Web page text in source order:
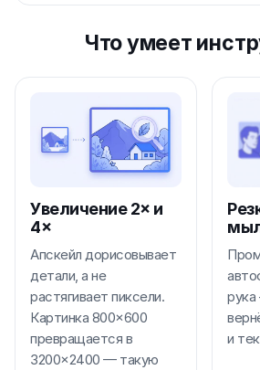
Что умеет
Увеличение 2× и
4×
Апскейл дорисовывает
детали, а не
растягивает пиксели.
Картинка 800×600
превращается в
3200×2400 — такую
и